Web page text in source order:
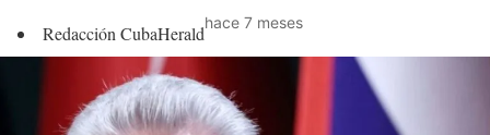
Redacción CubaHeraldhace 7 meses